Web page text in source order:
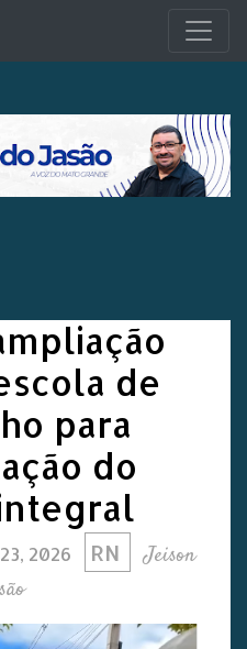
de
para
do
2026 RN
Jeison